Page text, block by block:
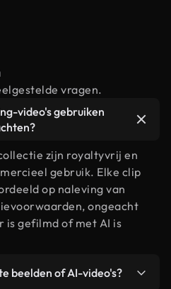
vragen.
video's gebruiken
zijn royaltyvrij en
gebruik. Elke clip
op naleving van
ongeacht
is gefilmd of met AI is
beelden of AI-video's?